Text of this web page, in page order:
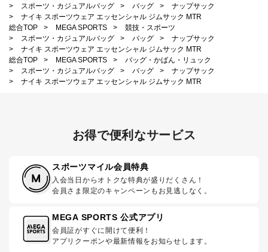
>
スポーツ・カジュアルバッグ > バッグ >
ナップサック
>
ナイキ スポーツウェア エッセンシャル ジムサック MTR
総合TOP
> MEGA SPORTS >
競技・スポーツ
>
スポーツ・カジュアルバッグ > バッグ >
ナップサック
>
ナイキ スポーツウェア エッセンシャル ジムサック MTR
総合TOP
> MEGA SPORTS >
バッグ・かばん・リュック
>
スポーツ・カジュアルバッグ > バッグ >
ナップサック
>
ナイキ スポーツウェア エッセンシャル ジムサック MTR
お得で便利なサービス
スポーツマイル会員特典
入会当日からオトクな特典が盛りだくさん！
会員さま限定のキャンペーンもお見逃しなく。
MEGA SPORTS 公式アプリ
会員証がすぐに開けて便利！
アプリクーポンや最新情報をお知らせします。